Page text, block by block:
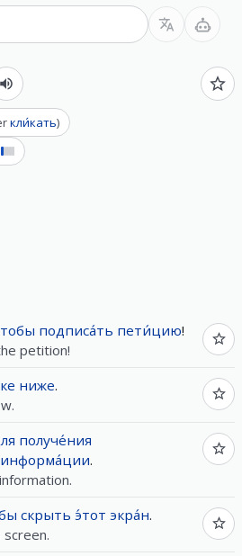
кли́кать)
подписа́ть пети́цию!
petition!
ниже.
получе́ния
информа́ции.
скрыть э́тот экра́н.
screen.